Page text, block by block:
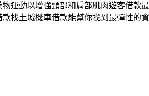
物運動以增強頸部和肩部肌肉遊客借款
款找土城機車借款能幫你找到最彈性的